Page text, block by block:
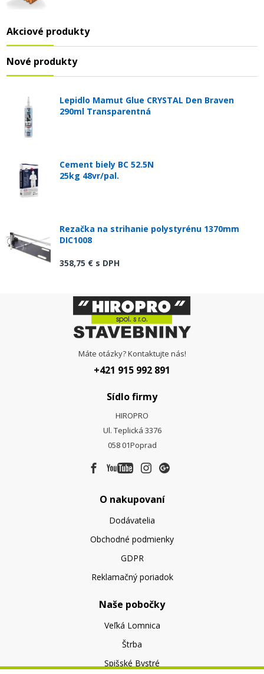
Akciové produkty
Nové produkty
Lepidlo Mamut Glue CRYSTAL Den Braven
290ml Transparentná
Cement biely BC 52.5N
25kg 48vr/pal.
Rezačka na strihanie polystyrénu 1370mm
DIC1008
358,75 € s DPH
Máte otázky? Kontaktujte nás!
+421 915 992 891
Sídlo firmy
HIROPRO
Ul. Teplická 3376
058 01Poprad
O nakupovaní
Dodávatelia
Obchodné podmienky
GDPR
Reklamačný poriadok
Naše pobočky
Veľká Lomnica
Štrba
Spišské Bystré